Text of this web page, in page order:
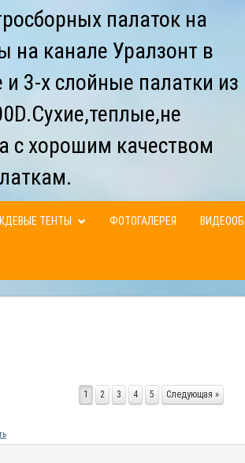
палаток на
на канале Уралзонт в
3-х слойные палатки из
с хорошим качеством
ТЕНТЫ ФОТОГАЛЕРЕЯ
1 2 3 4 5 Следующая »